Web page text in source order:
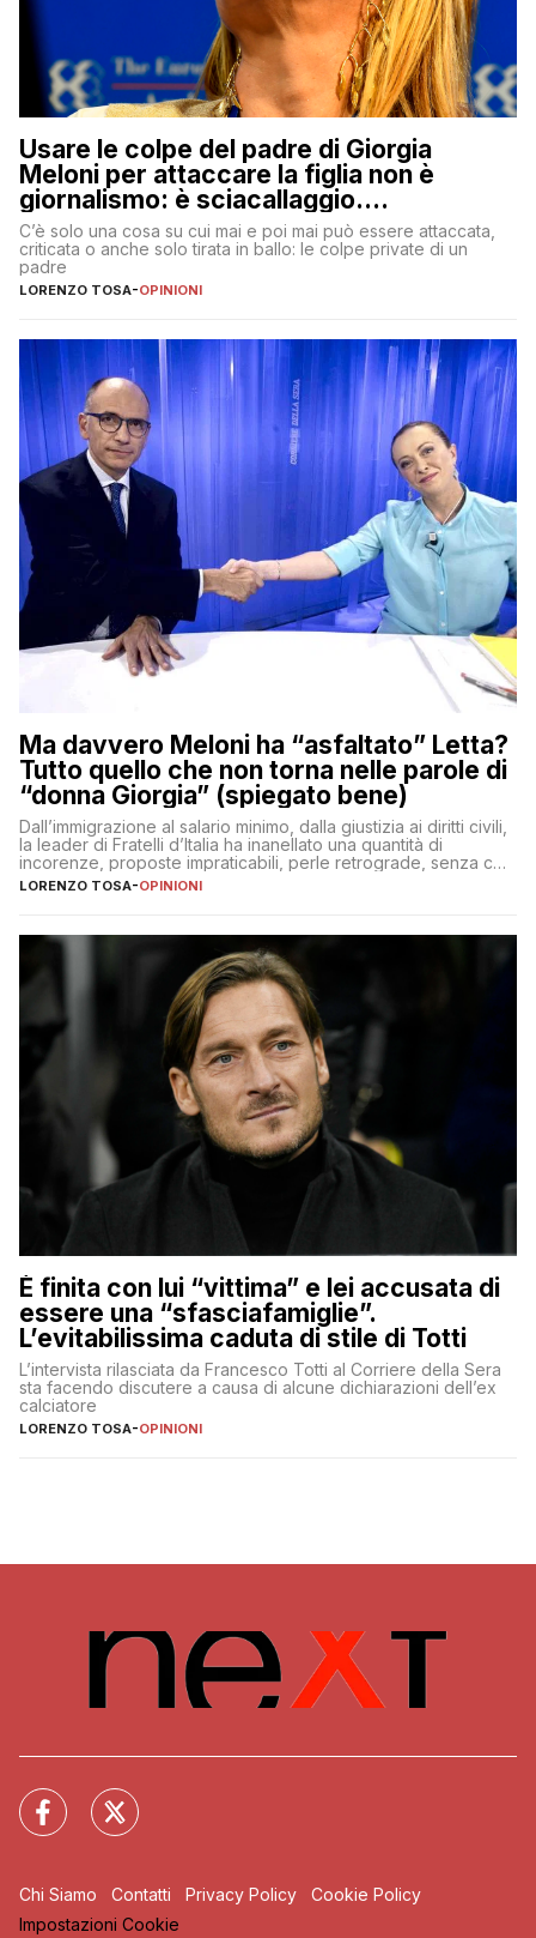
Usare le colpe del padre di Giorgia
Meloni per attaccare la figlia non è
giornalismo: è sciacallaggio.
Dimostriamo di essere diversi
C’è solo una cosa su cui mai e poi mai può essere attaccata,
criticata o anche solo tirata in ballo: le colpe private di un
padre
LORENZO TOSA-OPINIONI
Ma davvero Meloni ha “asfaltato” Letta?
Tutto quello che non torna nelle parole di
“donna Giorgia” (spiegato bene)
Dall’immigrazione al salario minimo, dalla giustizia ai diritti civili,
la leader di Fratelli d’Italia ha inanellato una quantità di
incorenze, proposte impraticabili, perle retrograde, senza che
nessuno – a destra come a sinistra – glielo abbia fatto notare
LORENZO TOSA-OPINIONI
È finita con lui “vittima” e lei accusata di
essere una “sfasciafamiglie”.
L’evitabilissima caduta di stile di Totti
L’intervista rilasciata da Francesco Totti al Corriere della Sera
sta facendo discutere a causa di alcune dichiarazioni dell’ex
calciatore
LORENZO TOSA-OPINIONI
Chi Siamo Contatti Privacy Policy
Cookie Policy
Impostazioni Cookie